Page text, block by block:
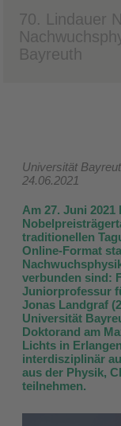
70. Lindauer
Bayreuth
Universität
24.06.2021
Am 27. Juni
traditionellen
Online-Format
verbunden sind:
Juniorprofessur
Jonas Landgraf
Universität
Doktorand am
Lichts in
interdisziplinär
aus der Physik,
teilnehmen.